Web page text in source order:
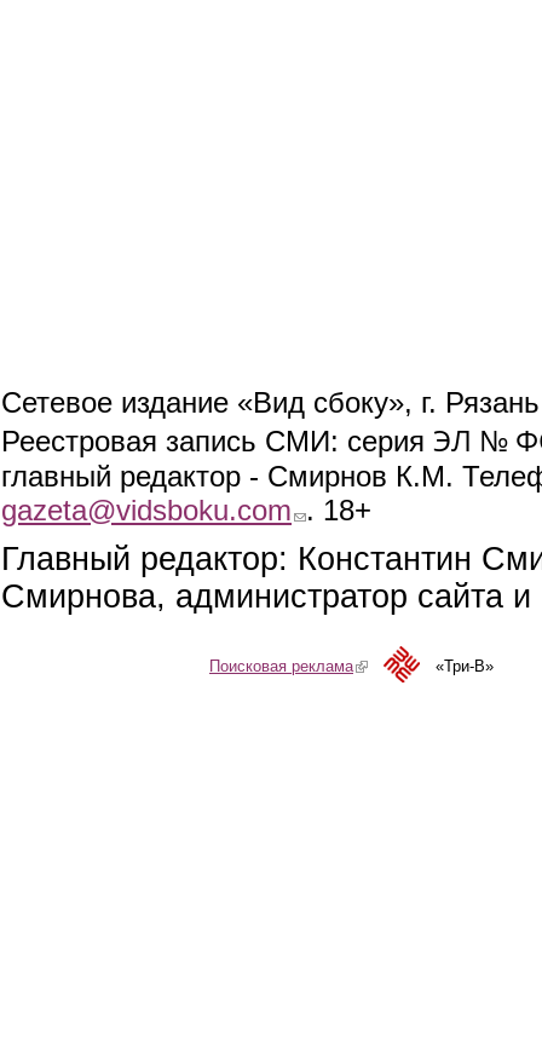
Сетевое издание «Вид сбоку», г.
Реестровая запись СМИ: серия ЭЛ №
главный редактор - Смирнов К.М.
gazeta@vidsboku.com (link sends e-mail)
. 18+
Главный редактор: Константин
Смирнова, администратор сайта
Поисковая реклама(link is external)«Три-В»